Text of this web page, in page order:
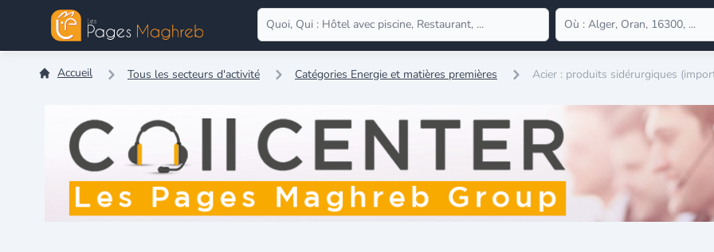
Accueil Tous les secteurs d'activité Catégories Energie et matières premières Acier : produits sidérurgiques